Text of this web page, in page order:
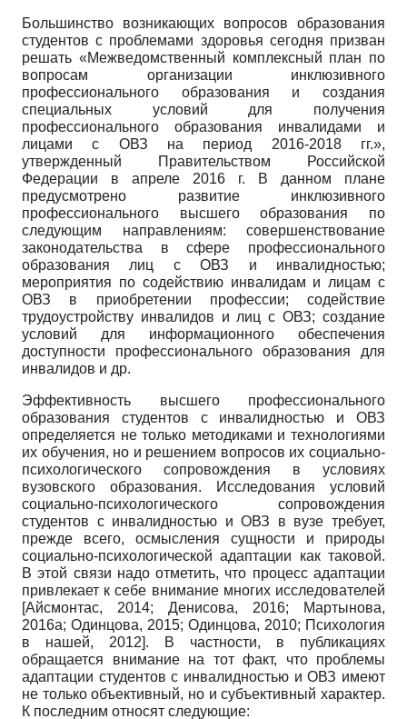
Большинство возникающих вопросов образования
студентов с проблемами здоровья сегодня призван
решать «Межведомственный комплексный план по
вопросам организации инклюзивного
профессионального образования и создания
специальных условий для получения
профессионального образования инвалидами и
лицами с ОВЗ на период 2016-2018 гг.»,
утвержденный Правительством Российской
Федерации в апреле 2016 г. В данном плане
предусмотрено развитие ин­клюзивного
профессионального высшего образования по
следующим направлениям: совершенствование
законодательства в сфере профессионального
образования лиц с ОВЗ и инвалидностью;
мероприятия по содействию инвалидам и лицам с
ОВЗ в приобретении профессии; содействие
трудоустройству инвалидов и лиц с ОВЗ; создание
условий для информационного обеспечения
доступности профессионального образования для
инвалидов и др.
Эффективность высшего профессионального
образования студентов с инвалидностью и ОВЗ
определяется не только методиками и технологиями
их обучения, но и решением вопросов их социально-
психологического сопровождения в условиях
вузовского образования. Исследования условий
социально­-психологического сопровождения
студентов с инвалидностью и ОВЗ в вузе требует,
прежде всего, осмысления сущности и природы
социально-психологической адаптации как таковой.
В этой связи надо отметить, что процесс адаптации
привлекает к себе внимание многих исследователей
[Айсмонтас, 2014; Денисова, 2016;
Мартынова,
2016а; Одинцова, 2015; Одинцова, 2010; Психология
в нашей, 2012]. В частности, в публикациях
обращается внимание на тот факт, что проблемы
адаптации студентов с инвалидностью и ОВЗ имеют
не только объективный, но и субъективный характер.
К последним относят следующие: